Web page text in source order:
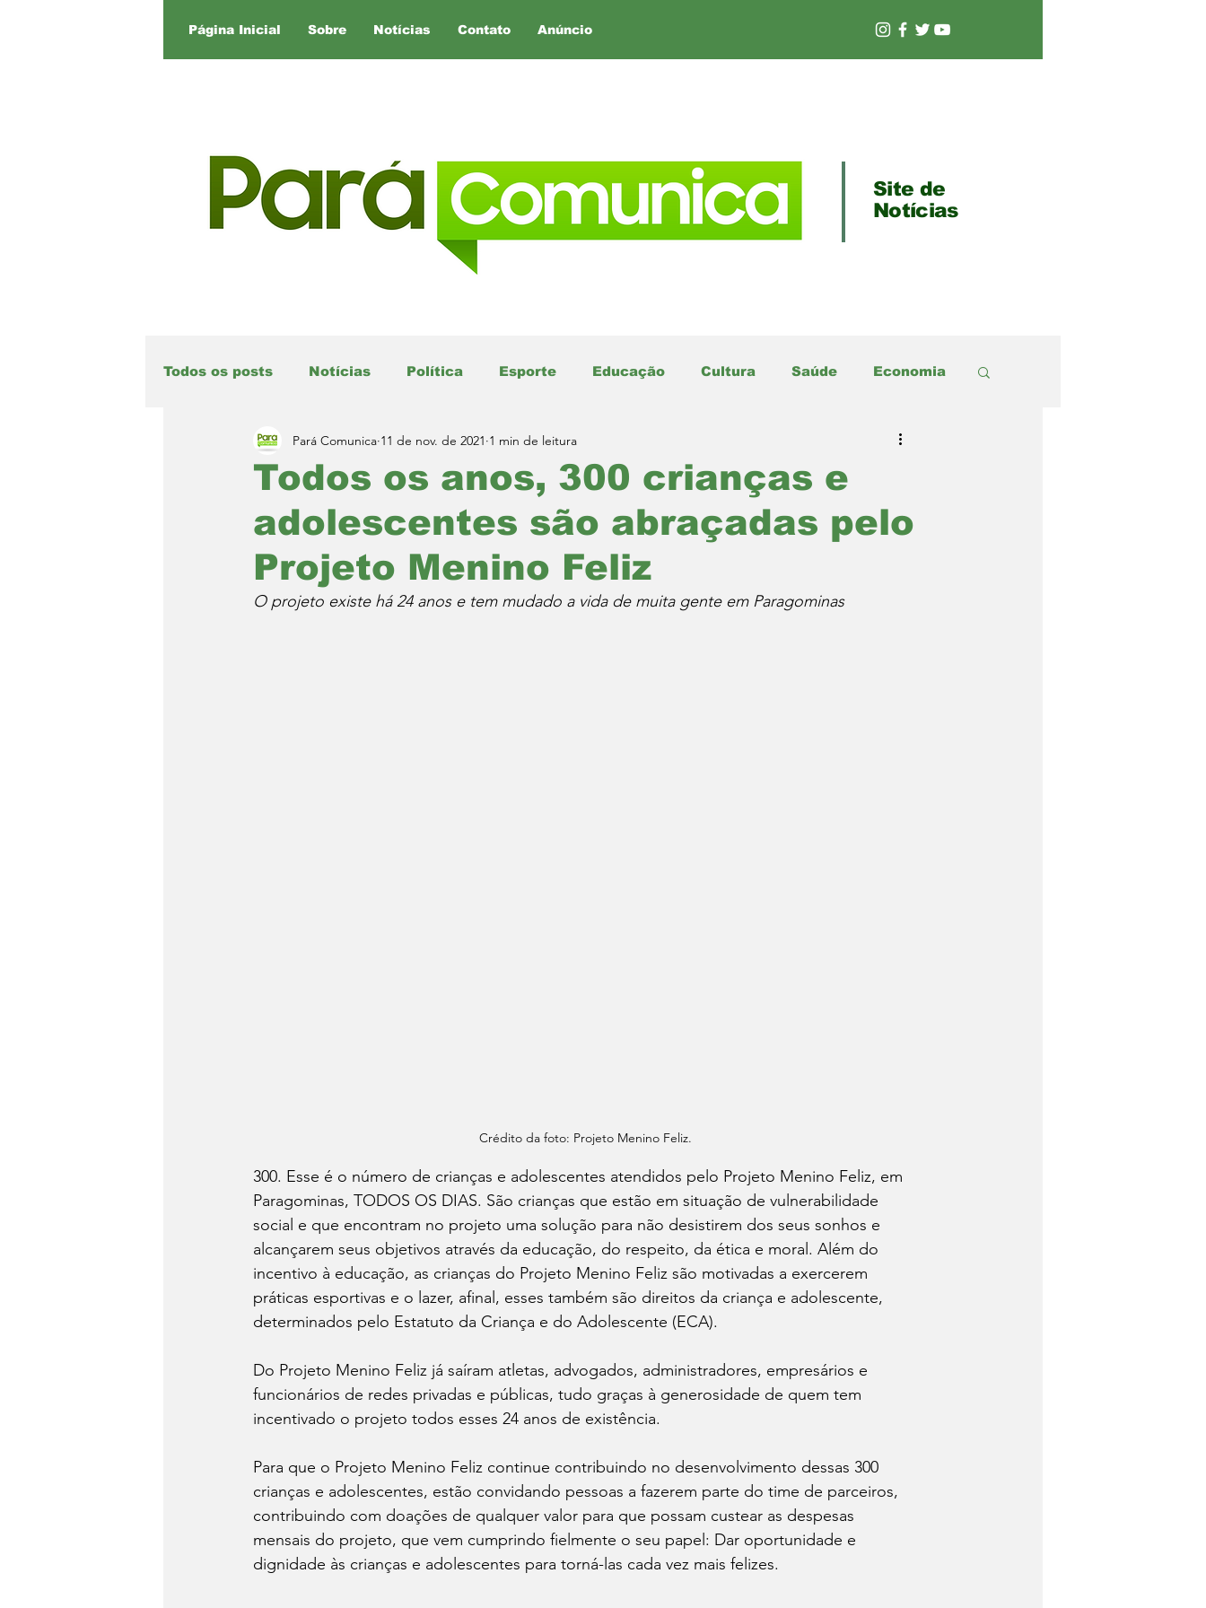
Página Inicial Sobre Notícias Contato Anúncio
Site de
Notícias
Todos os posts Notícias Política Esporte Educação Cultura Saúde Economia
Todos os anos, 300 crianças e
adolescentes são abraçadas pelo
Projeto Menino Feliz
Pará Comunica 11 de nov. de 2021 1 min de leitura
O projeto existe há 24 anos e tem mudado a vida de muita gente em Paragominas
Crédito da foto: Projeto Menino Feliz.
300. Esse é o número de crianças e adolescentes atendidos pelo Projeto Menino Feliz, em
Paragominas, TODOS OS DIAS. São crianças que estão em situação de vulnerabilidade
social e que encontram no projeto uma solução para não desistirem dos seus sonhos e
alcançarem seus objetivos através da educação, do respeito, da ética e moral. Além do
incentivo à educação, as crianças do Projeto Menino Feliz são motivadas a exercerem
práticas esportivas e o lazer, afinal, esses também são direitos da criança e adolescente,
determinados pelo Estatuto da Criança e do Adolescente (ECA).
Do Projeto Menino Feliz já saíram atletas, advogados, administradores, empresários e
funcionários de redes privadas e públicas, tudo graças à generosidade de quem tem
incentivado o projeto todos esses 24 anos de existência.
Para que o Projeto Menino Feliz continue contribuindo no desenvolvimento dessas 300
crianças e adolescentes, estão convidando pessoas a fazerem parte do time de parceiros,
contribuindo com doações de qualquer valor para que possam custear as despesas
mensais do projeto, que vem cumprindo fielmente o seu papel: Dar oportunidade e
dignidade às crianças e adolescentes para torná-las cada vez mais felizes.